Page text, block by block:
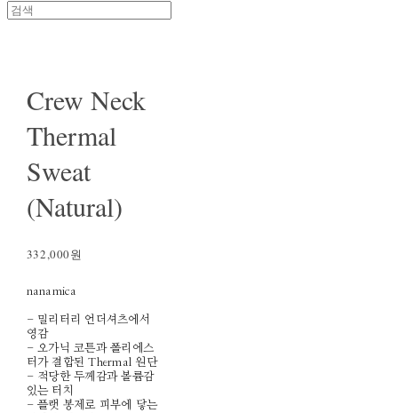
Crew Neck
Thermal
Sweat
(Natural)
332,000원
nanamica
- 밀리터리 언더셔츠에서
영감
- 오가닉 코튼과 폴리에스
터가 결합된 Thermal 원단
- 적당한 두께감과 볼륨감
있는 터치
- 플랫 봉제로 피부에 닿는